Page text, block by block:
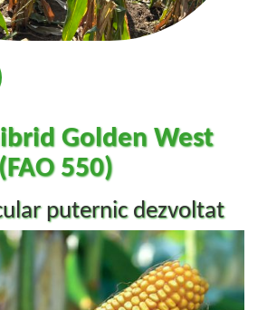
Golden West
550)
puternic dezvoltat